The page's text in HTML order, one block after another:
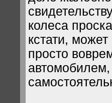
колеса
кстати,
просто
автомобилем,